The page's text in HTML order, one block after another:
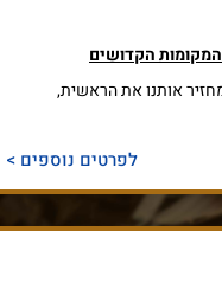
הקדושים
אותנו את הראשית,
לפרטים נוספים >